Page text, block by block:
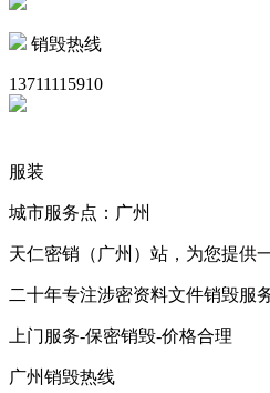
销毁热线
13711115910
服装
城市服务点：广州
天仁密销（广州）站，为您提供
二十年专注涉密资料文件销毁服
上门服务-保密销毁-价格合理
广州销毁热线